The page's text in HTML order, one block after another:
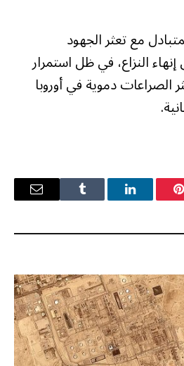
مع تعثر الجهود
إنهاء النزاع، في ظل استمرار
الصراعات دموية في أوروبا
بينتيريستلينكدإن Tumblr
البريد